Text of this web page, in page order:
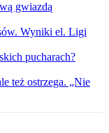
gwiazdą
Wyniki el. Ligi
pucharach?
też ostrzega. „Nie